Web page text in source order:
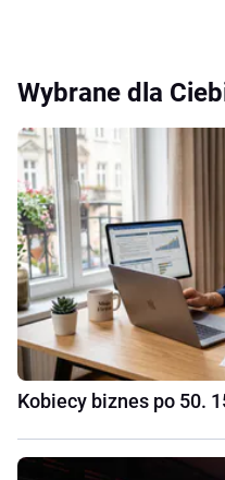
Wybrane dla
Kobiecy biznes po 50.